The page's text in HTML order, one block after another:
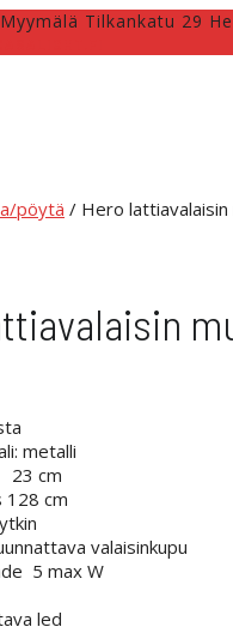
Tilkankatu 29
pöytä / Hero lattiavalaisin
metalli
23 cm
128 cm
valaisinkupu
5 max W
led